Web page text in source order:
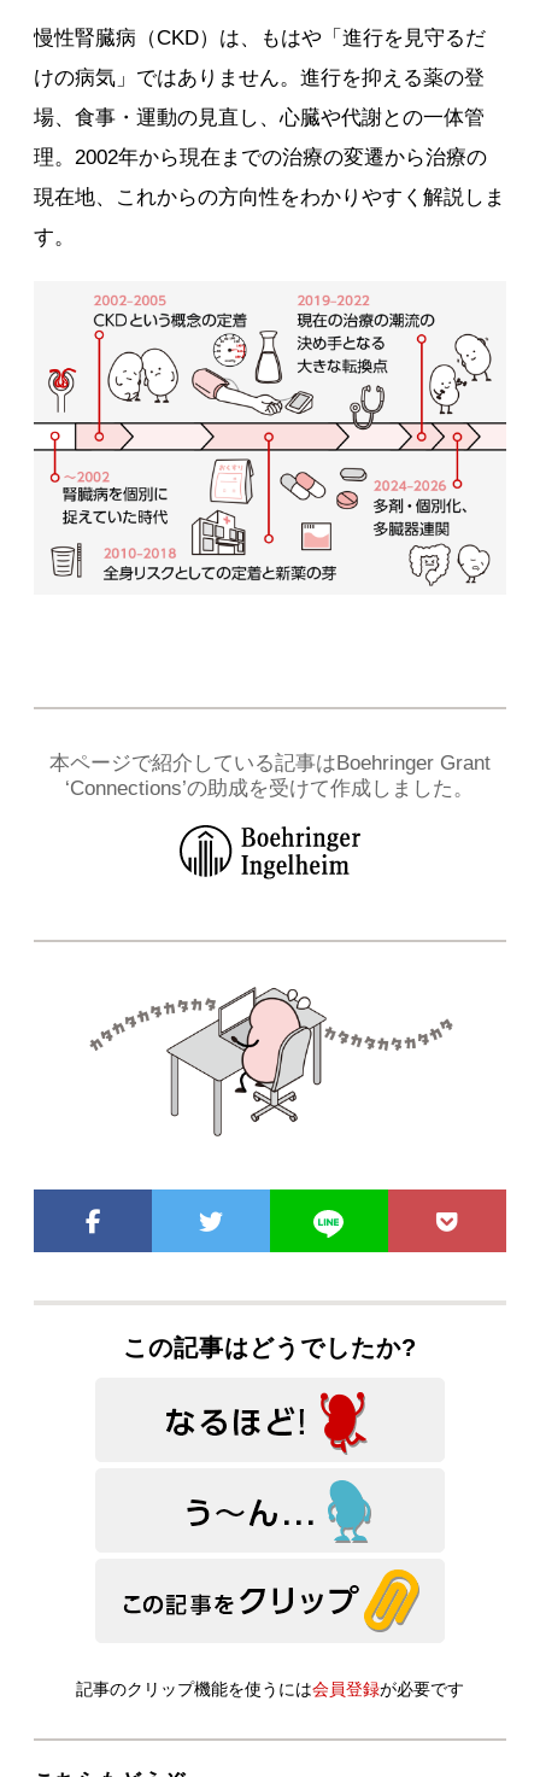
慢性腎臓病（CKD）は、もはや「進行を見守るだ
けの病気」ではありません。進行を抑える薬の登
場、食事・運動の見直し、心臓や代謝との一体管
理。2002年から現在までの治療の変遷から治療の
現在地、これからの方向性をわかりやすく解説しま
す。
本ページで紹介している記事はBoehringer Grant
‘Connections’の助成を受けて作成しました。
この記事はどうでしたか?
記事のクリップ機能を使うには会員登録が必要です